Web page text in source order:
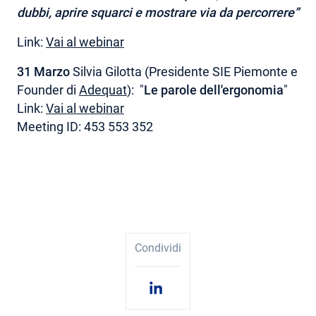
dubbi, aprire squarci e mostrare via da percorrere”
Link: Vai al webinar
31 MarzoSilvia Gilotta (Presidente SIE Piemonte e
Founder di Adequat): "Le parole dell'ergonomia"
Link: Vai al webinar
Meeting ID: 453 553 352
Condividi